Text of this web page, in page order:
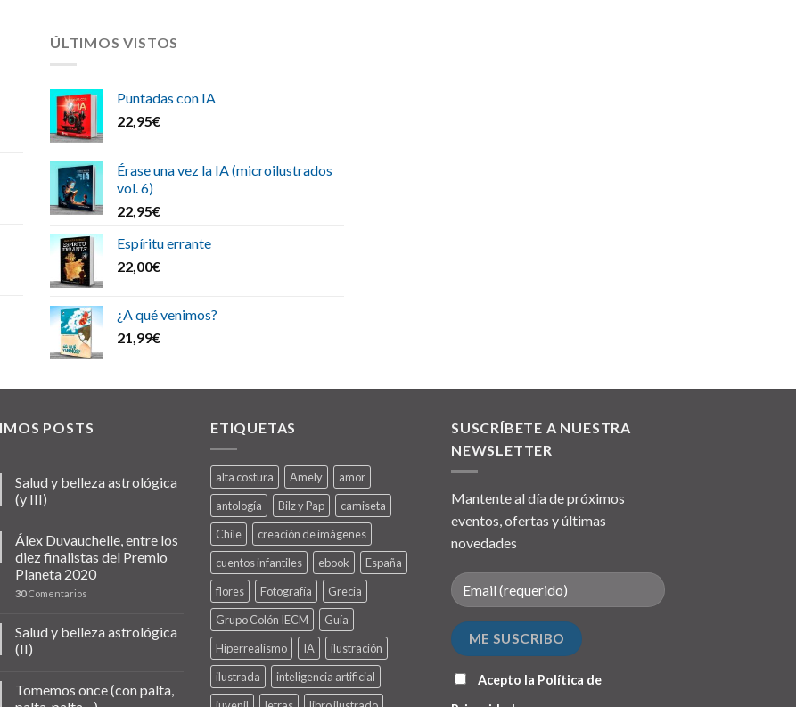
ÚLTIMOS VISTOS
Puntadas con IA
22,95€
Érase una vez la IA (microilustrados
vol. 6)
22,95€
Espíritu errante
22,00€
¿A qué venimos?
21,99€
POSTS
Salud y belleza astrológica
(y III)
Álex Duvauchelle, entre los
diez finalistas del Premio
Planeta 2020
30Comentarios
Salud y belleza astrológica
(II)
Tomemos once (con palta,
ETIQUETAS
alta costura Amely
amor
antología
Bilz y Pap
camiseta
Chile
creación de imágenes
cuentos infantiles
ebook
España
flores
Fotografía
Grecia
Grupo Colón IECM
Guía
Hiperrealismo
IA
ilustración
ilustrada
inteligencia artificial
SUSCRÍBETE A NUESTRA
NEWSLETTER
Mantente al día de próximos
eventos, ofertas y últimas
novedades
Acepto la Política de